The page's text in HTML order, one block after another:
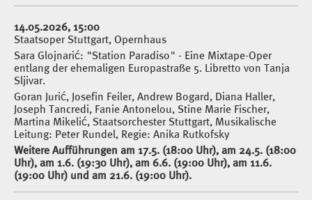
14.05.2026, 15:00
Staatsoper Stuttgart, Opernhaus
Sara Glojnarić: "Station Paradiso" - Eine Mixtape-Oper
entlang der ehemaligen Europastraße 5. Libretto von Tanja
Sljivar.
Goran Jurić, Josefin Feiler, Andrew Bogard, Diana Haller,
Joseph Tancredi, Fanie Antonelou, Stine Marie Fischer,
Martina Mikelić, Staatsorchester Stuttgart, Musikalische
Leitung: Peter Rundel, Regie: Anika Rutkofsky
Weitere Aufführungen am 17.5. (18:00 Uhr), am 24.5. (18:00
Uhr), am 1.6. (19:30 Uhr), am 6.6. (19:00 Uhr), am 11.6.
(19:00 Uhr) und am 21.6. (19:00 Uhr).